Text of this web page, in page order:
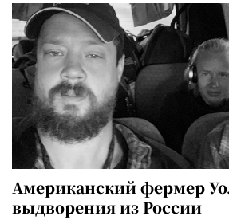
Американский фермер
выдворения из России